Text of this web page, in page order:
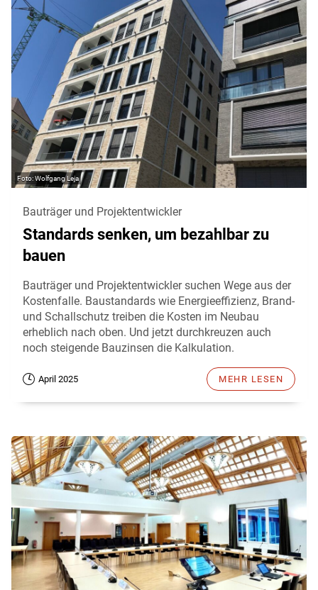
Wolfgang Leja
Bauträger und Projektentwickler
Standards senken, um bezahlbar zu
bauen
Bauträger und Projektentwickler suchen Wege aus der
Kostenfalle. Baustandards wie Energieeffizienz, Brand-
und Schallschutz treiben die Kosten im Neubau
erheblich nach oben. Und jetzt durchkreuzen auch
noch steigende Bauzinsen die Kalkulation.
April 2025 MEHR LESEN